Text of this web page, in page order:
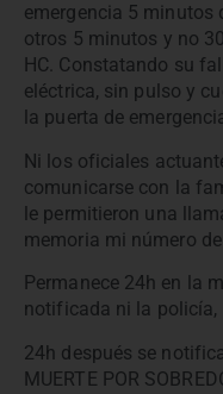
emergencia 5 minutos
otros 5 minutos y no
HC. Constatando su
eléctrica, sin pulso y
la puerta de
Ni los oficiales
comunicarse con la
le permitieron una
memoria mi número
Permanece 24h en la
notificada ni la
24h después se
MUERTE POR